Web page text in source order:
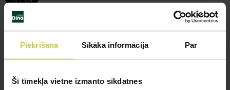
Piekrišana Sīkāka informācija Par
Šī tīmekļa vietne izmanto sīkdatnes
Līdzīgi jautājumi